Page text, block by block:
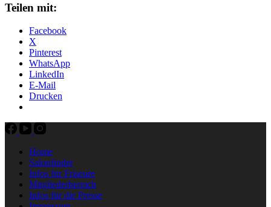
Teilen mit:
Facebook
X
Pinterest
WhatsApp
LinkedIn
E-Mail
Drucken
Home
Salonfinder
Infos für Friseure
Mitgliederbereich
Infos für die Presse